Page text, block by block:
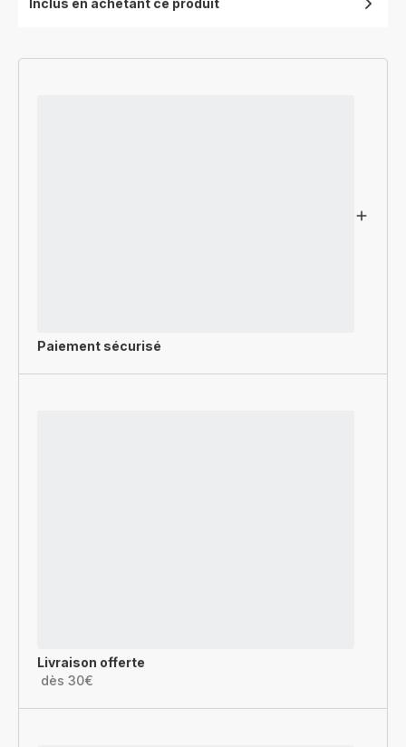
Paiement sécurisé
Livraison offerte
dès 30€